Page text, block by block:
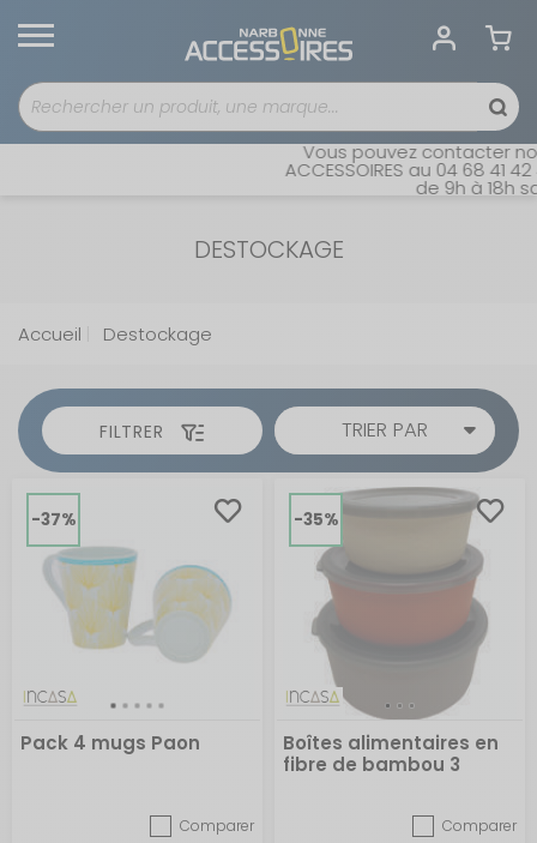
Vous pouvez contacter notre
ACCESSOIRES au 04 68 41 42
de 9h à 18h
DESTOCKAGE
Accueil Destockage
FILTRER TRIER PAR
-37%
Pack 4 mugs Paon
Comparer
-35%
Boîtes alimentaires en
fibre de bambou 3
Comparer